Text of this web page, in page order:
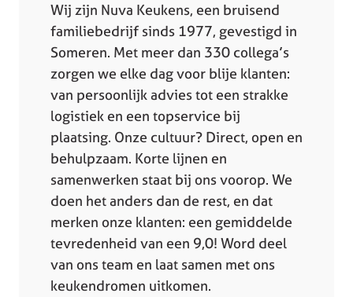
Wij zijn Nuva Keukens, een bruisend
familiebedrijf sinds 1977, gevestigd in
Someren. Met meer dan 330 collega’s
zorgen we elke dag voor blije klanten:
van persoonlijk advies tot een strakke
logistiek en een topservice bij
plaatsing. Onze cultuur? Direct, open en
behulpzaam. Korte lijnen en
samenwerken staat bij ons voorop. We
doen het anders dan de rest, en dat
merken onze klanten: een gemiddelde
tevredenheid van een 9,0! Word deel
van ons team en laat samen met ons
keukendromen uitkomen.